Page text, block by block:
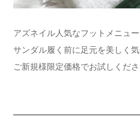
アズネイル人気なフットメニュー
サンダル履く前に足元を美しく
ご新規様限定価格でお試しくださ